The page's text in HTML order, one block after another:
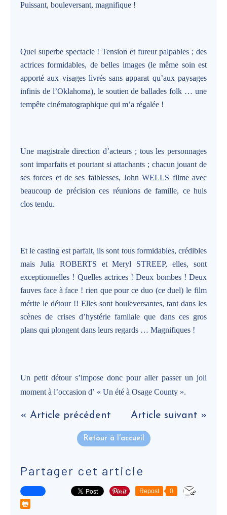
Puissant, bouleversant, magnifique !
Quel superbe spectacle ! Tension et fureur palpables ; des
actrices formidables, de belles images (le même soin est
apporté aux visages livrés sans apparat qu’aux paysages
infinis de l’Oklahoma), le soutien de ballades folk … une
tempête cinématographique qui m’a régalée !
Une magistrale direction d’acteurs ; tous les personnages
sont imparfaits et pourtant si attachants ; chacun jouant de
ses forces et de ses faiblesses, John WELLS filme avec
beaucoup de précision ces réunions de famille, ce huis
clos tendu.
Et le casting est parfait, ils sont tous formidables, crédibles
mais Julia ROBERTS et Meryl STREEP, elles, sont
exceptionnelles ! Quelles actrices ! Deux bombes ! Deux
fauves face à face ! rien que pour ce duo (ce duel) le film
mérite le détour !! Elles sont bouleversantes, tant dans les
scènes de crises d’hystérie familale que dans ces gros
plans qui plongent dans leurs regards … Magnifiques !
Un petit détour s’impose donc pour aller passer un joli
moment à l’occasion d’ « Un été à Osage County ».
« Article précédent Article suivant »
Retour à l'accueil
Partager cet article
Repost 0